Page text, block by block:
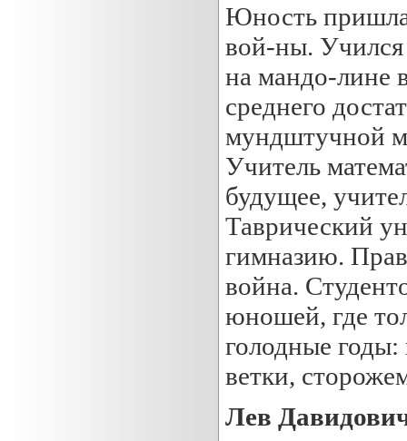
Юность
вой-ны. Учился
на мандо-лине
среднего
мундштучной
Учитель
будущее,
Таврический
гимназию.
война.
юношей, где
голодные годы:
ветки,
Лев